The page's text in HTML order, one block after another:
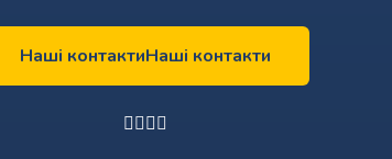
Наші контактиНаші контакти